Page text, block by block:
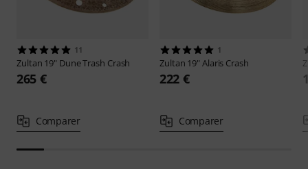
11
Zultan 19" Dune Trash Crash
265 €
Comparer
1
Zultan 19" Alaris Crash
222 €
Comparer